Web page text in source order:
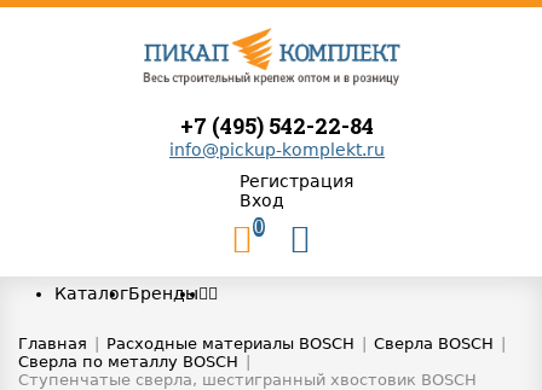
+7 (495) 542-22-84
info@pickup-komplekt.ru
Регистрация
Вход
0
КаталогБренды
Главная Расходные материалы BOSCH Сверла BOSCH
Сверла по металлу BOSCH
Ступенчатые сверла, шестигранный хвостовик BOSCH